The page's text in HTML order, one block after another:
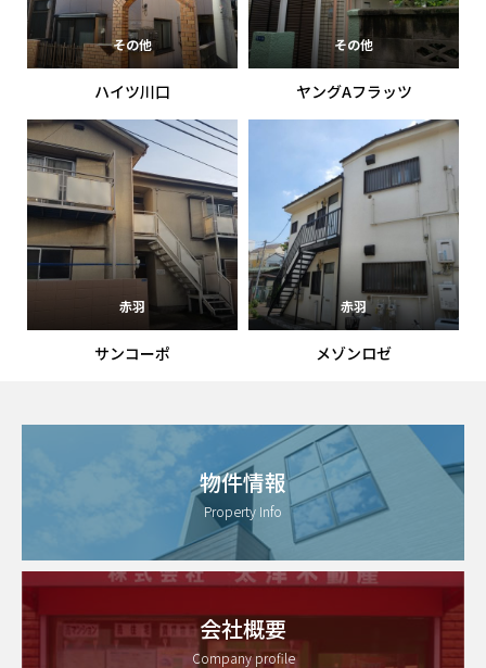
その他
ハイツ川口
その他
ヤングAフラッツ
赤羽
サンコーポ
赤羽
メゾンロゼ
物件情報
Property Info
会社概要
Company profile